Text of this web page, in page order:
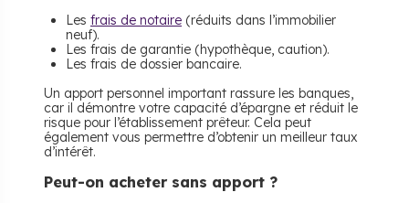
Les frais de notaire (réduits dans l’immobilier
neuf).
Les frais de garantie (hypothèque, caution).
Les frais de dossier bancaire.
Un apport personnel important rassure les banques,
car il démontre votre capacité d’épargne et réduit le
risque pour l’établissement prêteur. Cela peut
également vous permettre d’obtenir un meilleur taux
d’intérêt.
Peut-on acheter sans apport ?